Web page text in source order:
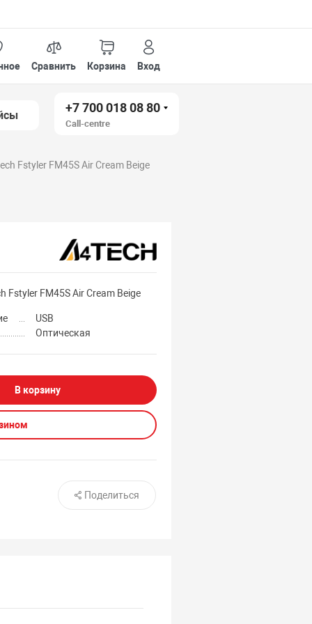
Сравнить Корзина Вход
+7 700 018 08 80
Call-centre
Fstyler FM45S Air Cream Beige
Fstyler FM45S Air Cream Beige
USB
Оптическая
В корзину
Поделиться